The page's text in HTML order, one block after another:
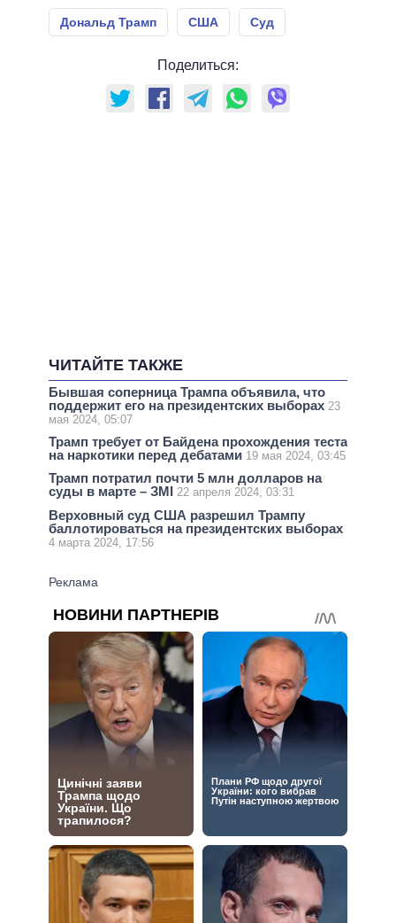
Дональд Трамп США Суд
Поделиться:
ЧИТАЙТЕ ТАКЖЕ
Бывшая соперница Трампа объявила, что
поддержит его на президентских выборах 23
мая 2024, 05:07
Трамп требует от Байдена прохождения теста
на наркотики перед дебатами 19 мая 2024, 03:45
Трамп потратил почти 5 млн долларов на
суды в марте – ЗМІ 22 апреля 2024, 03:31
Верховный суд США разрешил Трампу
баллотироваться на президентских выборах
4 марта 2024, 17:56